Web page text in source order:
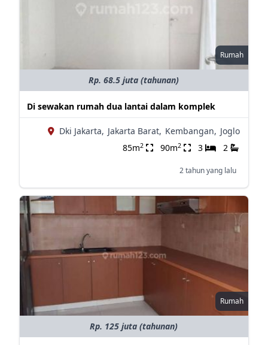
Rumah
Rp. 68.5 juta (tahunan)
Di sewakan rumah dua lantai dalam komplek
Dki Jakarta, Jakarta Barat, Kembangan, Joglo
85m2 90m2 3 2
2 tahun yang lalu
Rumah
Rp. 125 juta (tahunan)